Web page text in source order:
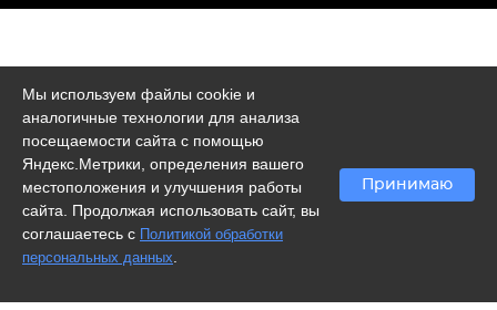
Мы используем файлы cookie и
аналогичные технологии для анализа
посещаемости сайта с помощью
Яндекс.Метрики, определения вашего
местоположения и улучшения работы
сайта. Продолжая использовать сайт, вы
соглашаетесь с Политикой обработки
персональных данных
Принимаю